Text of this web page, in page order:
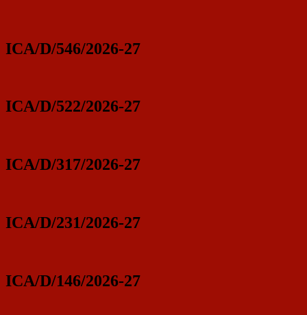
ICA/D/546/2026-27
ICA/D/522/2026-27
ICA/D/317/2026-27
ICA/D/231/2026-27
ICA/D/146/2026-27